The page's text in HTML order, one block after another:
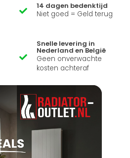
14 dagen bedenktijd
Niet goed = Geld terug
Snelle levering in
Nederland en België
Geen onverwachte
kosten achteraf